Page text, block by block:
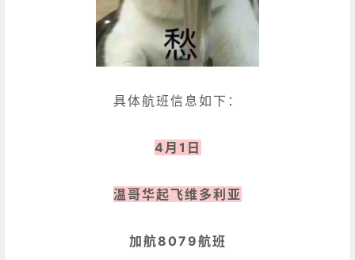
具体航班信息如下：
4月1日
温哥华起飞维多利亚
加航8079航班